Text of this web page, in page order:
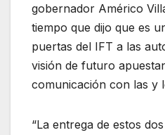
gobernador Américo
tiempo que dijo que es
puertas del IFT a las
visión de futuro
comunicación con las y
“La entrega de estos